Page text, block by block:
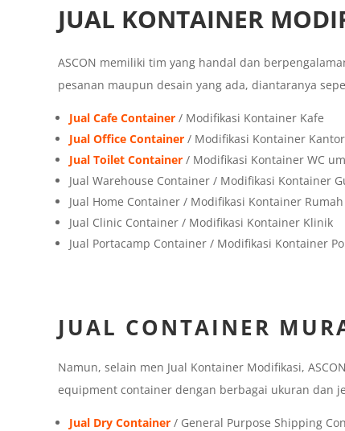
JUAL KONTAINER
ASCON memiliki tim yang handal dan
pesanan maupun desain yang ada, diantaranya
Jual Cafe Container / Modifikasi Kontainer Kafe
Jual Office Container / Modifikasi Kontainer Kantor
Jual Toilet Container/ Modifikasi Kontainer WC
Jual Warehouse Container / Modifikasi Kontainer
Jual Home Container / Modifikasi Kontainer Rumah
Jual Clinic Container / Modifikasi Kontainer Klinik
Jual Portacamp Container / Modifikasi Kontainer
JUAL CONTAINER
Namun, selain men Jual Kontainer Modifikasi,
equipment container dengan berbagai ukuran dan
Jual Dry Container/ General Purpose Shipping